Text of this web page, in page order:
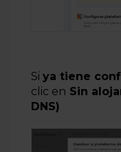
Si ya tiene
clic en Sin
DNS)